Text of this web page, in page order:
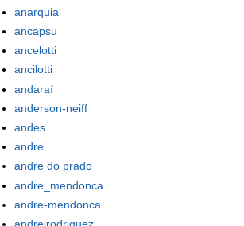
anarquia
ancapsu
ancelotti
ancilotti
andaraí
anderson-neiff
andes
andre
andre do prado
andre_mendonca
andre-mendonca